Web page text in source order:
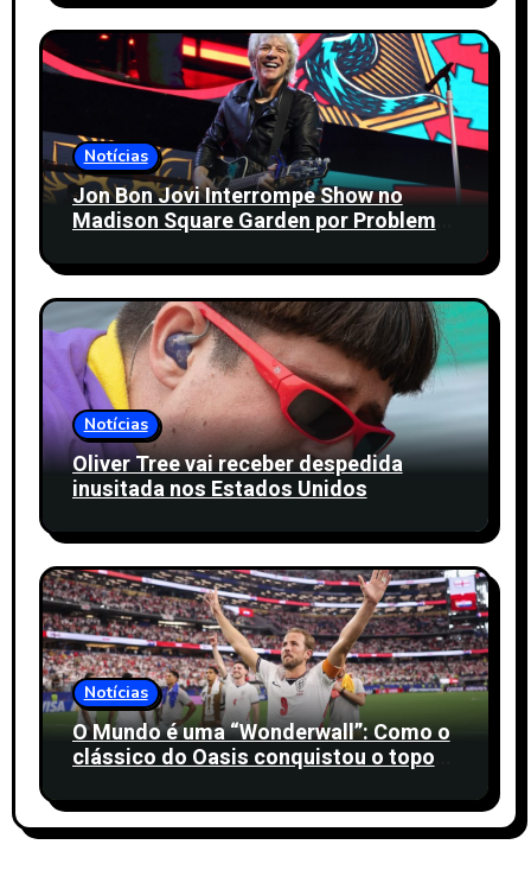
Notícias
Jon Bon Jovi Interrompe Show no
Madison Square Garden por Problema
Notícias
Oliver Tree vai receber despedida
inusitada nos Estados Unidos
Notícias
O Mundo é uma “Wonderwall”: Como o
clássico do Oasis conquistou o topo